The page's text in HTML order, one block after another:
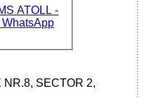
SECTOR 2,